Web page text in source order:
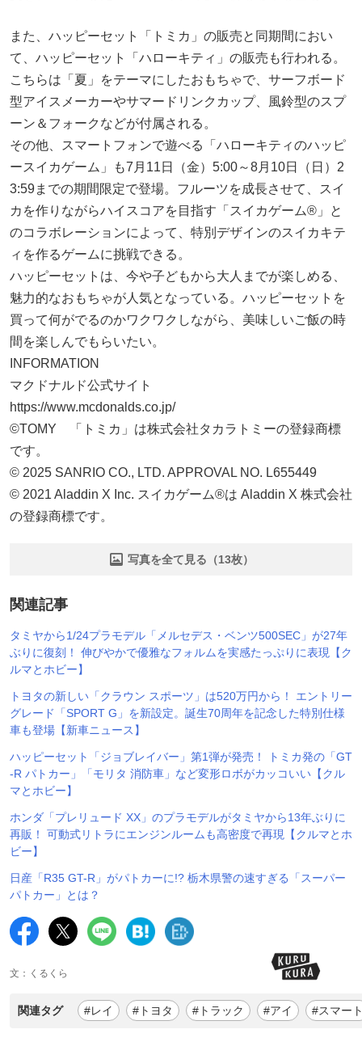
また、ハッピーセット「トミカ」の販売と同期間におい
て、ハッピーセット「ハローキティ」の販売も行われる。
こちらは「夏」をテーマにしたおもちゃで、サーフボード
型アイスメーカーやサマードリンクカップ、風鈴型のスプ
ーン＆フォークなどが付属される。
その他、スマートフォンで遊べる「ハローキティのハッピ
ースイカゲーム」も7月11日（金）5:00～8月10日（日）2
3:59までの期間限定で登場。フルーツを成長させて、スイ
カを作りながらハイスコアを目指す「スイカゲーム®」と
のコラボレーションによって、特別デザインのスイカキテ
ィを作るゲームに挑戦できる。
ハッピーセットは、今や子どもから大人までが楽しめる、
魅力的なおもちゃが人気となっている。ハッピーセットを
買って何がでるのかワクワクしながら、美味しいご飯の時
間を楽しんでもらいたい。
INFORMATION
マクドナルド公式サイト
https://www.mcdonalds.co.jp/
©TOMY 「トミカ」は株式会社タカラトミーの登録商標
です。
© 2025 SANRIO CO., LTD. APPROVAL NO. L655449
© 2021 Aladdin X Inc. スイカゲーム®は Aladdin X 株式会社
の登録商標です。
写真を全て見る（13枚）
関連記事
タミヤから1/24プラモデル「メルセデス・ベンツ500SEC」が27年
ぶりに復刻！ 伸びやかで優雅なフォルムを実感たっぷりに表現【ク
ルマとホビー】
トヨタの新しい「クラウン スポーツ」は520万円から！ エントリー
グレード「SPORT G」を新設定。誕生70周年を記念した特別仕様
車も登場【新車ニュース】
ハッピーセット「ジョブレイバー」第1弾が発売！ トミカ発の「GT
-R パトカー」「モリタ 消防車」など変形ロボがカッコいい【クル
マとホビー】
ホンダ「プレリュード XX」のプラモデルがタミヤから13年ぶりに
再販！ 可動式リトラにエンジンルームも高密度で再現【クルマとホ
ビー】
日産「R35 GT-R」がパトカーに!? 栃木県警の速すぎる「スーパー
パトカー」とは？
文：くるくら
関連タグ #レイ #トヨタ #トラック #アイ #スマー